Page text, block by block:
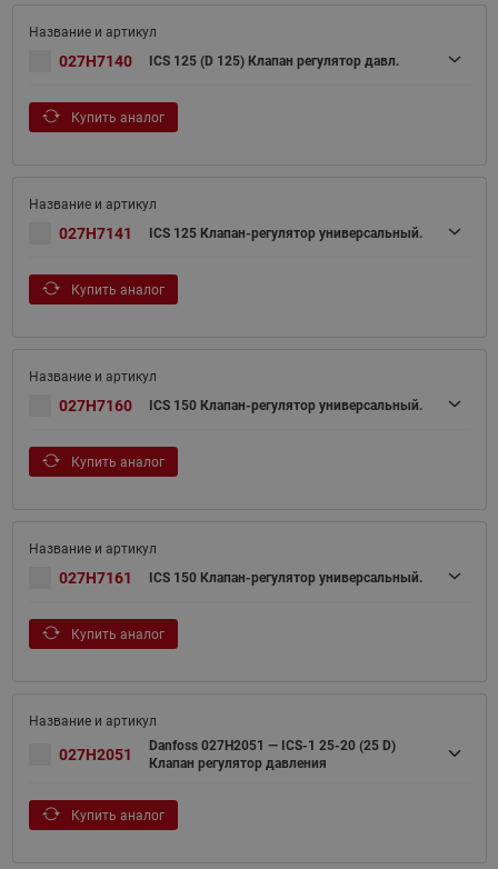
027H7140 ICS 125 (D 125) Клапан регулятор давл.
Купить аналог
027H7141 ICS 125 Клапан-регулятор универсальный.
Купить аналог
027H7160 ICS 150 Клапан-регулятор универсальный.
Купить аналог
027H7161 ICS 150 Клапан-регулятор универсальный.
Купить аналог
027H2051
Danfoss 027H2051 — ICS-1 25-20 (25 D)
Клапан регулятор давления
Купить аналог